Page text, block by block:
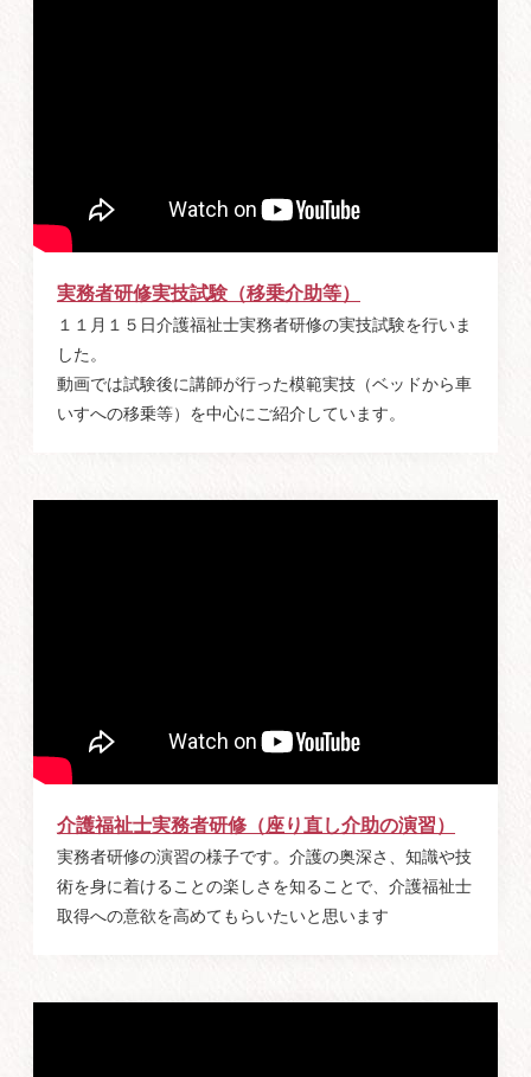
実務者研修実技試験（移乗介助等）
１１月１５日介護福祉士実務者研修の実技試験を行いま
した。
動画では試験後に講師が行った模範実技（ベッドから車
いすへの移乗等）を中心にご紹介しています。
介護福祉士実務者研修（座り直し介助の演習）
実務者研修の演習の様子です。介護の奥深さ、知識や技
術を身に着けることの楽しさを知ることで、介護福祉士
取得への意欲を高めてもらいたいと思います